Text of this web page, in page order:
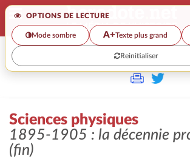
OPTIONS DE LECTURE
Mode sombre A+Texte plus grand
Reinitialiser
>
Sciences physiques
1895-1905 : la décennie
(fin)